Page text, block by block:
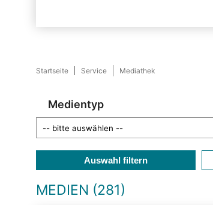
Startseite Service Mediathek
Medientyp
Auswahl filtern
MEDIEN (281)